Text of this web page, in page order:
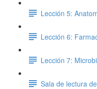
Lección 5:
Lección 6:
Lección 7:
Sala de lectura